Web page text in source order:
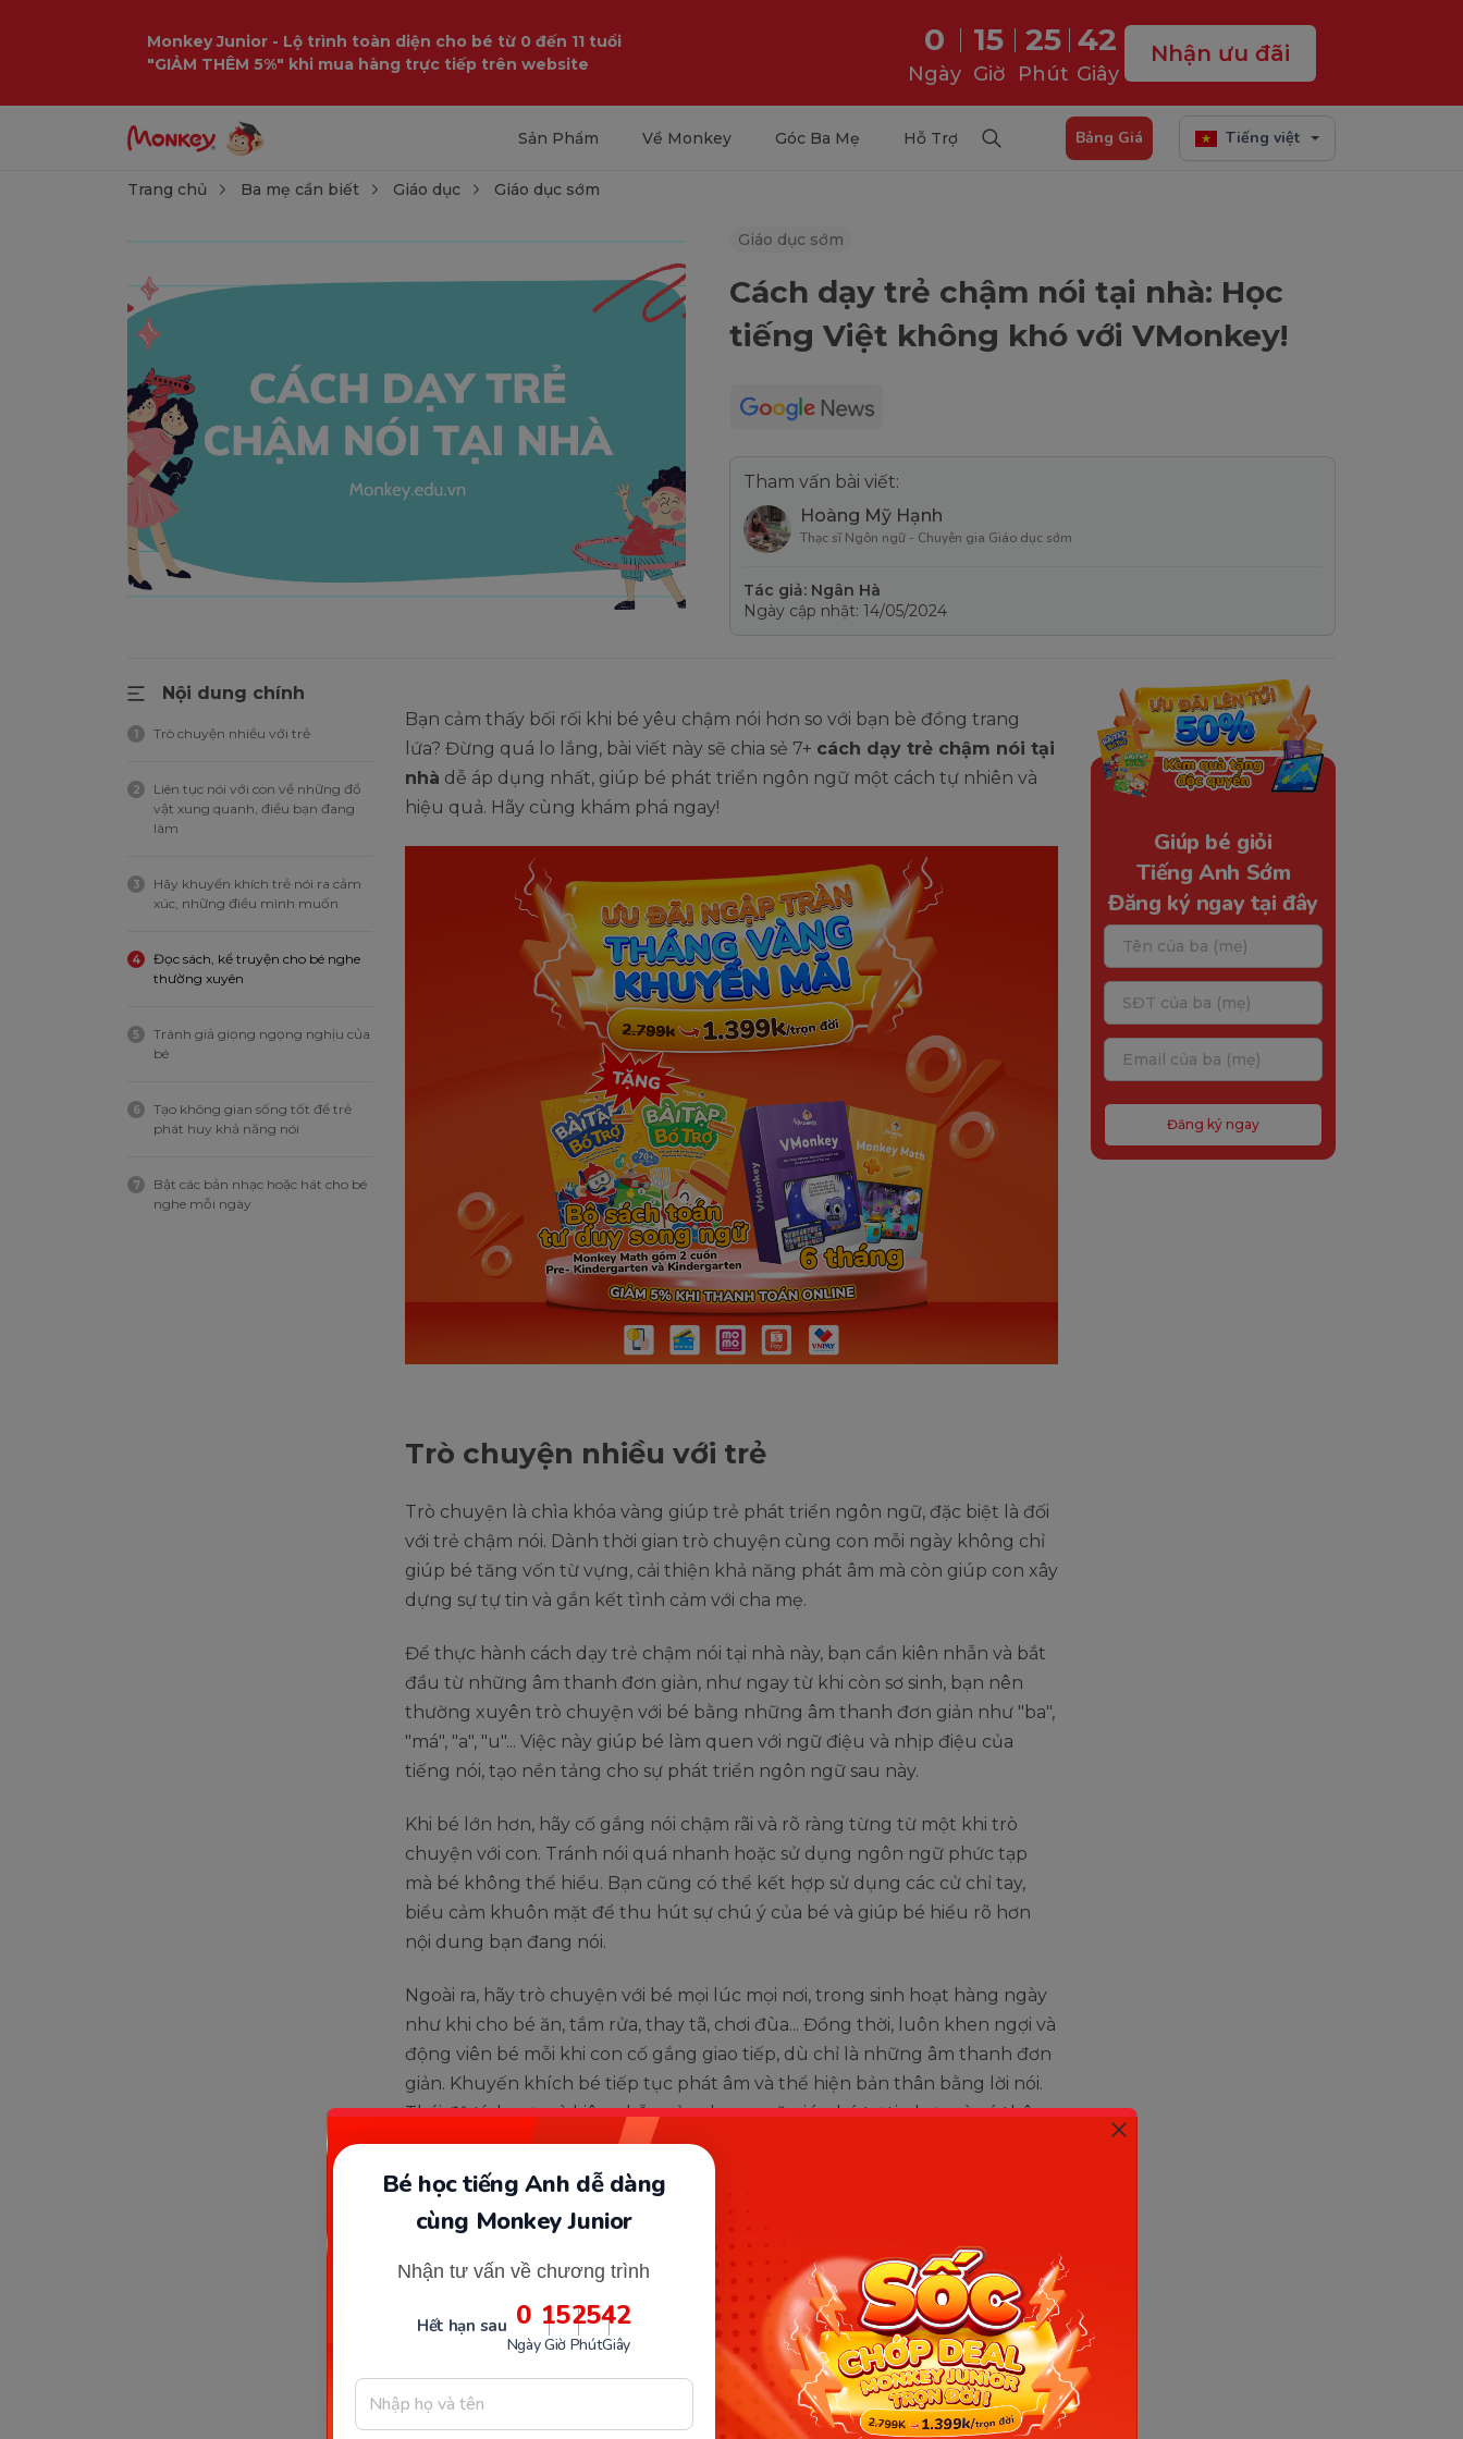
Monkey Junior - Lộ trình toàn diện cho bé từ 0 đến 11 tuổi
"GIẢM THÊM 5%" khi mua hàng trực tiếp trên website
0
Ngày
15
Giờ
25
Phút
41
Giây
Nhận ưu đãi
Sản Phẩm Về Monkey Góc Ba Mẹ Hỗ Trợ Bảng Giá Tiếng việt
Bé học tiếng Anh dễ dàng
cùng Monkey Junior
Nhận tư vấn về chương trình
Hết hạn sau 0
Ngày
15
Giờ
25
Phút
41
Giây
Trang chủ Ba mẹ cần biết Giáo dục Giáo dục sớm
Giáo dục sớm
Cách dạy trẻ chậm nói tại nhà: Học
tiếng Việt không khó với VMonkey!
Tham vấn bài viết:
Hoàng Mỹ Hạnh
Thạc sĩ Ngôn ngữ - Chuyên gia Giáo dục sớm
Tác giả: Ngân Hà
Ngày cập nhật: 14/05/2024
Nội dung chính
1 Trò chuyện nhiều với trẻ
2
Liên tục nói với con về những đồ
vật xung quanh, điều bạn đang
làm
3
Hãy khuyến khích trẻ nói ra cảm
xúc, những điều mình muốn
4
Đọc sách, kể truyện cho bé nghe
thường xuyên
5
Tránh giả giọng ngọng nghịu của
bé
6
Tạo không gian sống tốt để trẻ
phát huy khả năng nói
7
Bật các bản nhạc hoặc hát cho bé
nghe mỗi ngày
Bạn cảm thấy bối rối khi bé yêu chậm nói hơn so với bạn bè đồng trang
lứa? Đừng quá lo lắng, bài viết này sẽ chia sẻ 7+ cách dạy trẻ chậm nói tại
nhà dễ áp dụng nhất, giúp bé phát triển ngôn ngữ một cách tự nhiên và
hiệu quả. Hãy cùng khám phá ngay!
Trò chuyện nhiều với trẻ
Trò chuyện là chìa khóa vàng giúp trẻ phát triển ngôn ngữ, đặc biệt là đối
với trẻ chậm nói. Dành thời gian trò chuyện cùng con mỗi ngày không chỉ
giúp bé tăng vốn từ vựng, cải thiện khả năng phát âm mà còn giúp con xây
dựng sự tự tin và gắn kết tình cảm với cha mẹ.
Để thực hành cách dạy trẻ chậm nói tại nhà này, bạn cần kiên nhẫn và bắt
đầu từ những âm thanh đơn giản, như ngay từ khi còn sơ sinh, bạn nên
thường xuyên trò chuyện với bé bằng những âm thanh đơn giản như "ba",
"má", "a", "u"... Việc này giúp bé làm quen với ngữ điệu và nhịp điệu của
tiếng nói, tạo nền tảng cho sự phát triển ngôn ngữ sau này.
Khi bé lớn hơn, hãy cố gắng nói chậm rãi và rõ ràng từng từ một khi trò
chuyện với con. Tránh nói quá nhanh hoặc sử dụng ngôn ngữ phức tạp
mà bé không thể hiểu. Bạn cũng có thể kết hợp sử dụng các cử chỉ tay,
biểu cảm khuôn mặt để thu hút sự chú ý của bé và giúp bé hiểu rõ hơn
nội dung bạn đang nói.
Ngoài ra, hãy trò chuyện với bé mọi lúc mọi nơi, trong sinh hoạt hàng ngày
như khi cho bé ăn, tắm rửa, thay tã, chơi đùa... Đồng thời, luôn khen ngợi và
động viên bé mỗi khi con cố gắng giao tiếp, dù chỉ là những âm thanh đơn
giản. Khuyến khích bé tiếp tục phát âm và thể hiện bản thân bằng lời nói.
Thái độ tích cực và kiên nhẫn của cha mẹ sẽ giúp bé tự tin hơn và có thêm
động lực để học nói.
Giúp bé giỏi
Tiếng Anh Sớm
Đăng ký ngay tại đây
Đăng ký ngay